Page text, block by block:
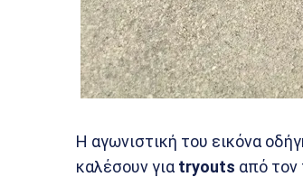
Η αγωνιστική του εικόνα
καλέσουν για tryouts από τον